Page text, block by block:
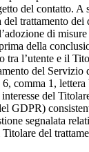
del contatto. A
trattamento dei
di
della
tra l’utente e il
del Servizio
comma 1,
del
GDPR)
segnalata
del